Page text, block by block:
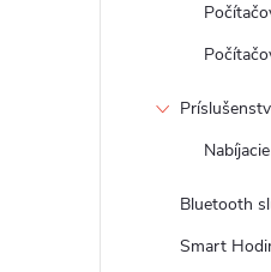
Bluetooth
Smart